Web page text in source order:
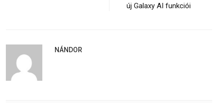
új Galaxy AI funkciói
NÁNDOR